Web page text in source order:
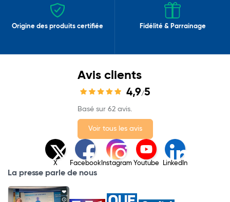
Origine des produits certifiée Fidélité & Parrainage
Avis clients
4,9/5
Basé sur 62 avis.
Voir tous les avis
X Facebook Instagram Youtube LinkedIn
La presse parle de nous